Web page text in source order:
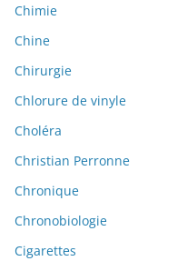
Chimie
Chine
Chirurgie
Chlorure de vinyle
Choléra
Christian Perronne
Chronique
Chronobiologie
Cigarettes